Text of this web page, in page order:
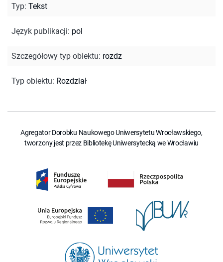
Typ: Tekst
Język publikacji: pol
Szczegółowy typ obiektu: rozdz
Typ obiektu: Rozdział
Agregator Dorobku Naukowego Uniwersytetu Wrocławskiego,
tworzony jest przez Bibliotekę Uniwersytecką we Wrocławiu